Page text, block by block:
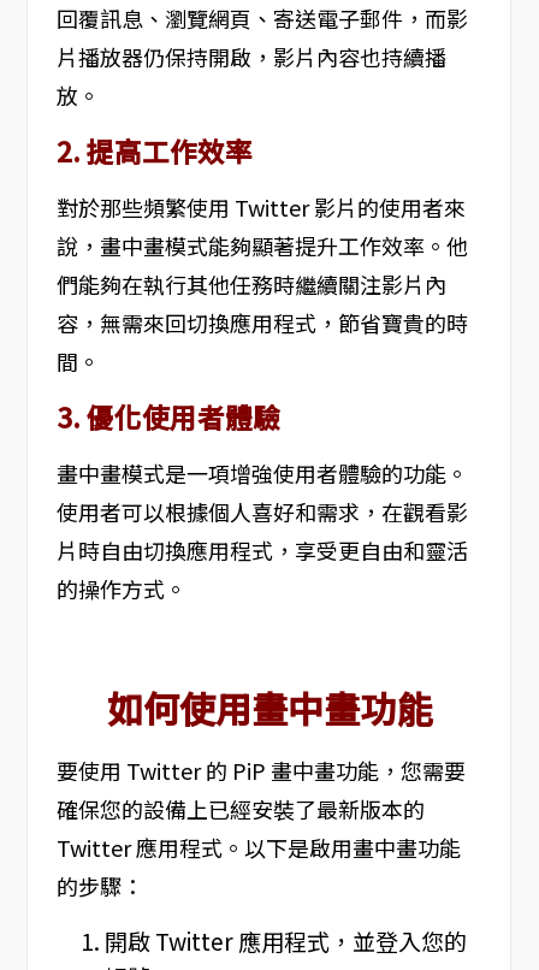
回覆訊息、瀏覽網頁、寄送電子郵件，而影
片播放器仍保持開啟，影片內容也持續播
放。
2. 提高工作效率
對於那些頻繁使用 Twitter 影片的使用者來
說，畫中畫模式能夠顯著提升工作效率。他
們能夠在執行其他任務時繼續關注影片內
容，無需來回切換應用程式，節省寶貴的時
間。
3. 優化使用者體驗
畫中畫模式是一項增強使用者體驗的功能。
使用者可以根據個人喜好和需求，在觀看影
片時自由切換應用程式，享受更自由和靈活
的操作方式。
如何使用畫中畫功能
要使用 Twitter 的 PiP 畫中畫功能，您需要
確保您的設備上已經安裝了最新版本的
Twitter 應用程式。以下是啟用畫中畫功能
的步驟：
開啟 Twitter 應用程式，並登入您的